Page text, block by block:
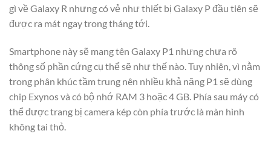
gì về Galaxy R nhưng có vẻ như thiết bị Galaxy P đầu tiên sẽ
được ra mát ngay trong tháng tới.
Smartphone này sẽ mang tên Galaxy P1 nhưng chưa rõ
thông số phần cứng cụ thể sẽ như thế nào. Tuy nhiên, vì nằm
trong phân khúc tầm trung nên nhiều khả năng P1 sẽ dùng
chip Exynos và có bộ nhớ RAM 3 hoặc 4 GB. Phía sau máy có
thể được trang bị camera kép còn phía trước là màn hình
không tai thỏ.